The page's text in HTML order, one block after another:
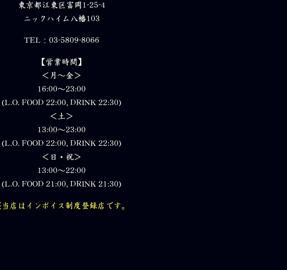
東京都江東区富岡1-25-4
ニックハイム八幡103
TEL：03-5809-8066
【営業時間】
＜月～金＞
16:00～23:00
(L.O. FOOD 22:00, DRINK 22:30)
＜土＞
13:00～23:00
(L.O. FOOD 22:00, DRINK 22:30)
＜日・祝＞
13:00～22:00
(L.O. FOOD 21:00, DRINK 21:30)
店はインボイス制度登録店です。